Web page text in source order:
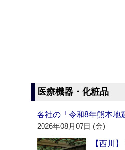
医療機器・化粧品
各社の「令和8年熊本地
2026年08月07日 (金)
【西川